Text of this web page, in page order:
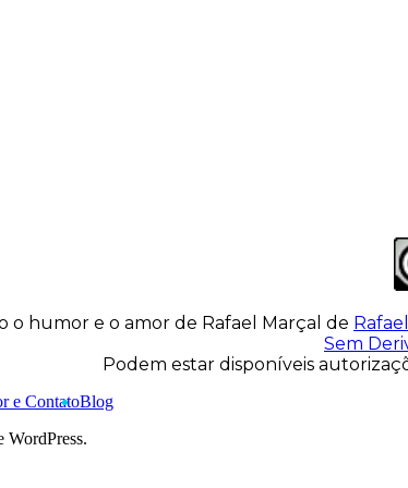
o humor e o amor de Rafael Marçal de
Sem
Podem estar disponíveis
e ContatoBlog
WordPress.